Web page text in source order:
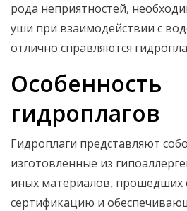
рода неприятностей,
уши при взаимодействии с
отлично справляются
Особенность
гидроплагов
Гидроплаги представляют
изготовленные из
иных материалов, прошедших
сертификацию и